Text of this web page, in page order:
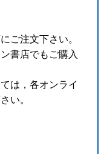
ご注文下さい。
書店でもご購入
は，各オンライ
い。